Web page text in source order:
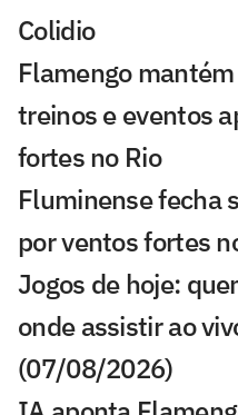
Colidio
Flamengo
treinos e eventos
fortes no Rio
Fluminense fecha
por ventos fortes
Jogos de hoje:
onde assistir ao
(07/08/2026)